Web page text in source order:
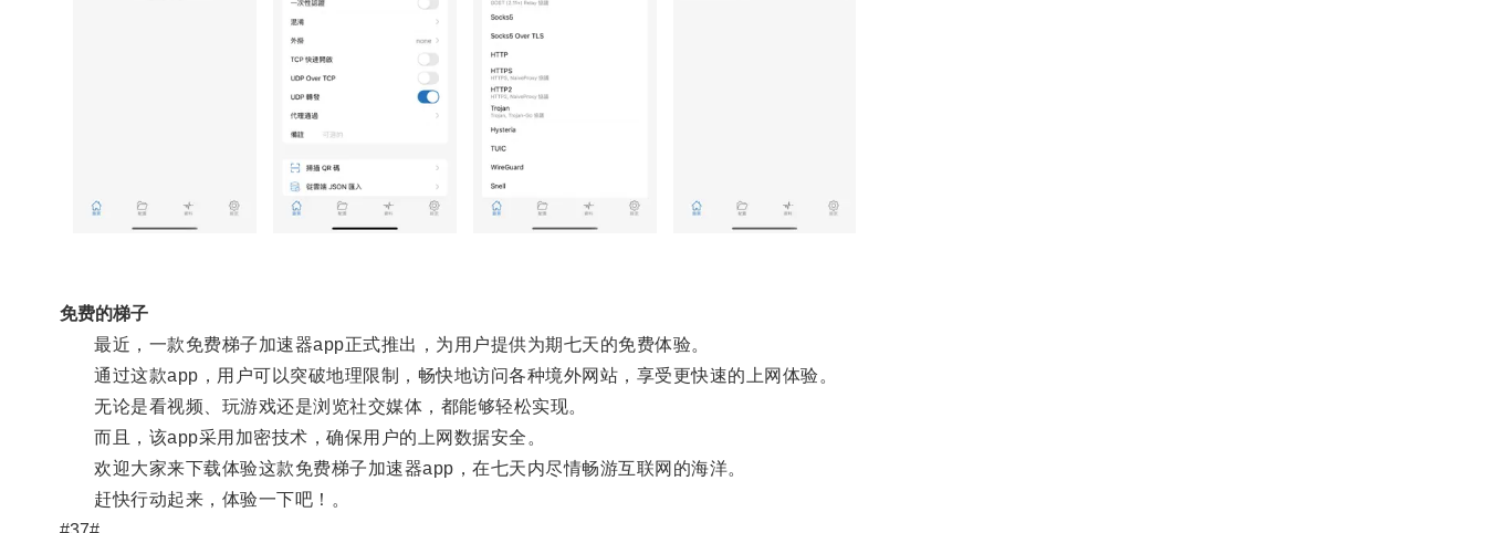
免费的梯子
最近，一款免费梯子加速器app正式推出，为用户提供为期七天的免费体验。
通过这款app，用户可以突破地理限制，畅快地访问各种境外网站，享受更快速的上网体验。
无论是看视频、玩游戏还是浏览社交媒体，都能够轻松实现。
而且，该app采用加密技术，确保用户的上网数据安全。
欢迎大家来下载体验这款免费梯子加速器app，在七天内尽情畅游互联网的海洋。
赶快行动起来，体验一下吧！。